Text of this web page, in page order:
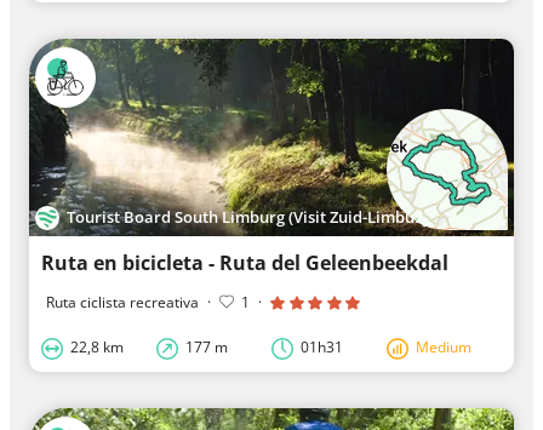
Tourist Board South Limburg (Visit Zuid-Limburg)
Ruta en bicicleta - Ruta del Geleenbeekdal
Ruta ciclista recreativa · 1 ·
22,8 km 177 m 01h31 Medium